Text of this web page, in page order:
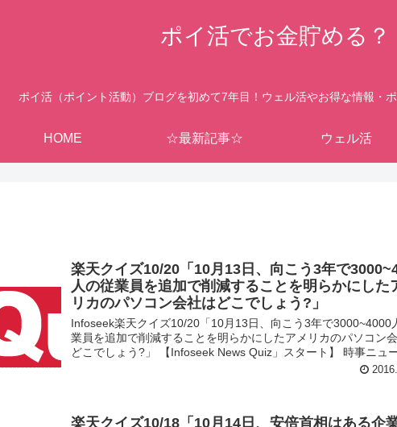
ポイ活でお金貯める？
ポイ活（ポイント活動）ブログを初めて7年目！ウェル活やお得な情報・
HOME ☆最新記事☆ ウェル活
楽天クイズ10/20「10月13日、向こう3年で
人の従業員を追加で削減することを明らかにした
リカのパソコン会社はどこでしょう?」
Infoseek楽天クイズ10/20「10月13日、向こう3年で3000~4000
業員を追加で削減することを明らかにしたアメリカのパソコン
どこでしょう?」 【Infoseek News Quiz」スタート】 時事ニュー
楽天クイズ10/18「10月14日、安倍首相はある企